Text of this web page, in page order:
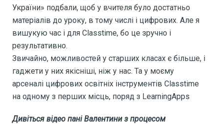
України» подбали, щоб у вчителя було достатньо
матеріалів до уроку, в тому числі і цифрових. Але я
вишукую час і для Classtime, бо це зручно і
результативно.
Звичайно, можливостей у старших класах є більше, і
гаджети у них якісніші, ніж у нас. Та у моєму
арсеналі цифрових освітніх інструментів Classtime
на одному з перших місць, поряд з LearningApps
Дивіться відео пані Валентини з процесом